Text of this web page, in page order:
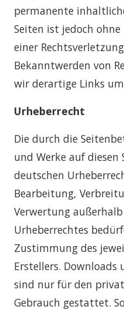
permanente
Seiten ist jedoch
einer
Bekanntwerden von
wir derartige Links
Urheberrecht
Die durch die
und Werke auf
deutschen
Bearbeitung,
Verwertung
Urheberrechtes
Zustimmung des
Erstellers. Downloads
sind nur für den
Gebrauch gestattet.